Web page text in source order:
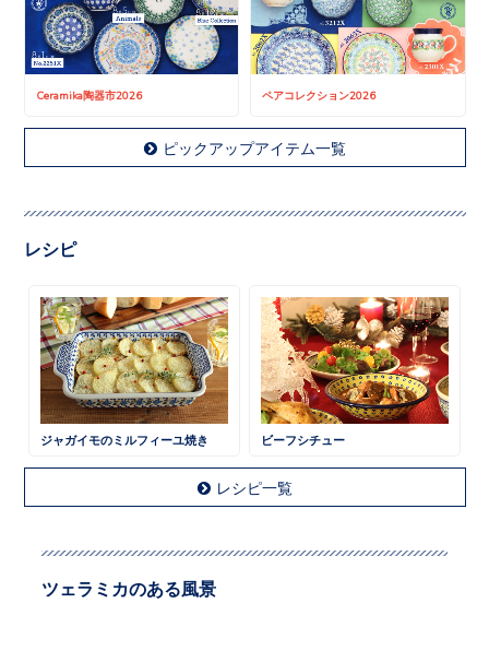
Ceramika陶器市2026 ペアコレクション2026
ピックアップアイテム一覧
レシピ
ジャガイモのミルフィーユ焼き ビーフシチュー
レシピ一覧
ツェラミカのある風景